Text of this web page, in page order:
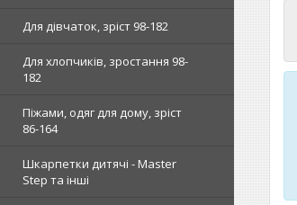
Для дівчаток, зріст 98-182
Для хлопчиків, зростання 98-
182
Піжами, одяг для дому, зріст
86-164
Шкарпетки дитячі - Master
Step та інші